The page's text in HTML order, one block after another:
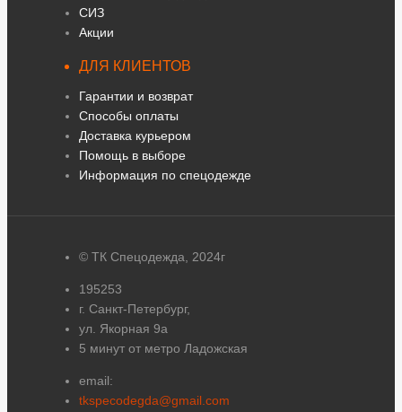
СИЗ
Акции
ДЛЯ КЛИЕНТОВ
Гарантии и возврат
Способы оплаты
Доставка курьером
Помощь в выборе
Информация по спецодежде
© ТК Спецодежда, 2024г
195253
г. Санкт-Петербург,
ул. Якорная 9а
5 минут от метро Ладожская
email:
tkspecodegda@gmail.com